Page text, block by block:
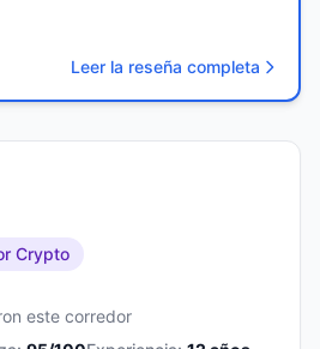
Leer la reseña completa
Crypto
este corredor